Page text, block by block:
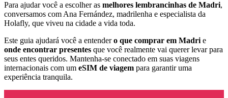
Para ajudar você a escolher as melhores lembrancinhas de Madri,
conversamos com Ana Fernández, madrilenha e especialista da
Holafly, que viveu na cidade a vida toda.
Este guia ajudará você a entendero que comprar em Madri e
onde encontrar presentes que você realmente vai querer levar para
seus entes queridos. Mantenha-se conectado em suas viagens
internacionais com um eSIM de viagem para garantir uma
experiência tranquila.